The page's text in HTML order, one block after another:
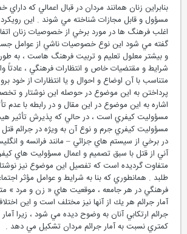
بنابراين زنان همانند مردان در قبال اعمالي كه
مسؤول و قابل مجازات شناخته مي شوند . اين رويكرد
اغلب فرهنگ ها در مورد برخي از خصوصيات زنان اتفاق
گفته مي شود اين نوع خصوصيات ناشي از عوامل
و بيشتر معلول تعليم و تربيت فرهنگ هاست ، به
شرايط و مقتضيات خاص و انتظارات فرهنگي ، عادتاً
متناسب با آن اوضاع و احوال و يا انتظارات از خود
پرداختن به اين موضوع در حوصله اين نوشتار و
اشاره به اين موضوع در اين مقال و در رابطه با عدم
مسؤوليت كيفري است ، در حالي كه پذيرش تأثير
مسؤوليت كيفري جرم و نوع آن به ويژه در جرائم قتل
در برخي از سيستم هاي جزائي – مانند فرانسه و
آني از قتل با سبق تصميم و اعمال مسؤوليت هاي
متفاوت گرديده است كه تفصيل اين موضوع نيز نوشتار
طلبد . همانطوري كه بنا به شرايط و عوامل مؤثر
فرهنگي در هر جامعه ، موقعيت هاي « زن و مرد »
آمار جرائم هر يك از آنها نيز مختلف است و اين
جرائم ارتكابي آنان به وضوح ديده مي شود ، زيرا آمار
كمتري نسبت به آمار جرائم مردان تشكيل مي دهد .